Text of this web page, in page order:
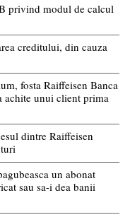
privind modul de calcul
creditului, din cauza
fosta Raiffeisen Banca
achite unui client prima
dintre Raiffeisen
un abonat
sau sa-i dea banii